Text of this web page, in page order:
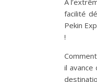
facilité
Pekin
!
il avance